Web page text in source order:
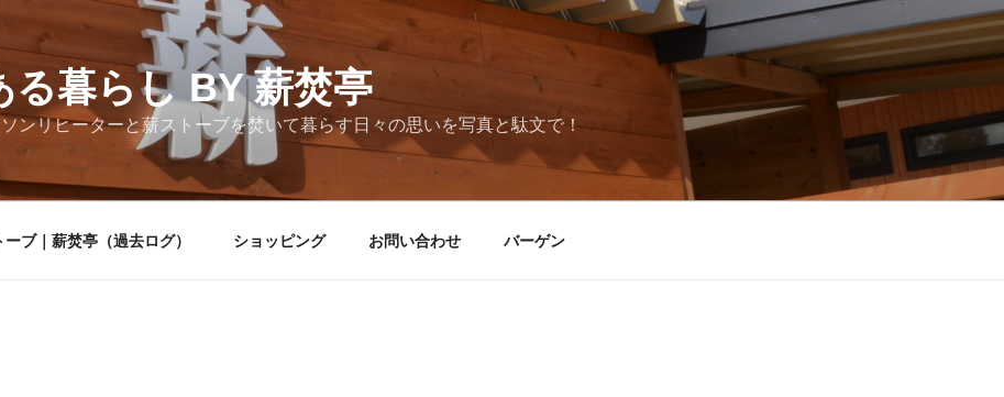
る暮らし BY 薪焚亭
ンリヒーターと薪ストーブを焚いて暮らす日々の思いを写真と駄文で！
ーブ｜薪焚亭（過去ログ） ショッピング お問い合わせ バーゲン